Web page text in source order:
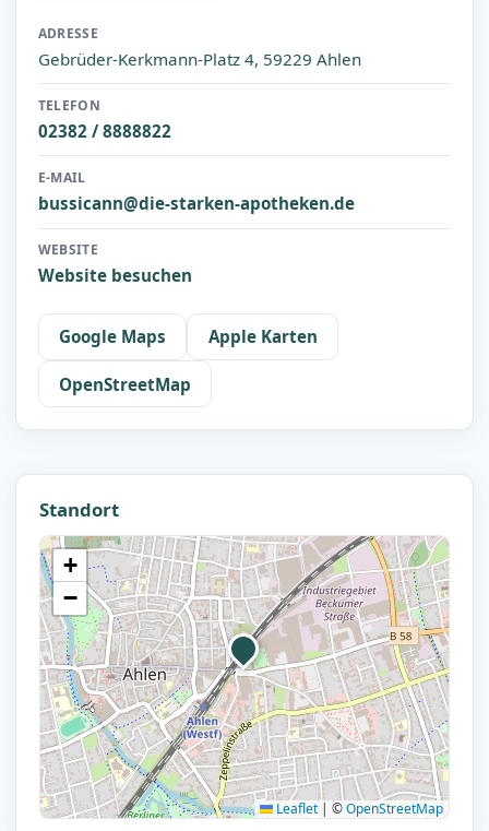
ADRESSE
Gebrüder-Kerkmann-Platz 4, 59229 Ahlen
TELEFON
02382 / 8888822
E-MAIL
bussicann@die-starken-apotheken.de
WEBSITE
Website besuchen
Google Maps Apple Karten
OpenStreetMap
Standort
+
−
Leaflet | ©OpenStreetMap